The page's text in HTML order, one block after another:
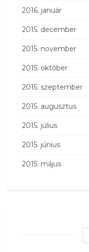
2016. január
2015. december
2015. november
2015. október
2015. szeptember
2015. augusztus
2015. július
2015. június
2015. május